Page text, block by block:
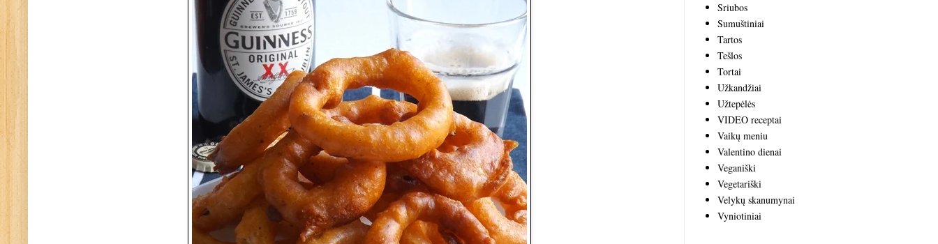
Sriubos
Sumuštiniai
Tartos
Tešlos
Tortai
Užkandžiai
Užtepėlės
VIDEO receptai
Vaikų meniu
Valentino dienai
Veganiški
Vegetariški
Velykų skanumynai
Vyniotiniai